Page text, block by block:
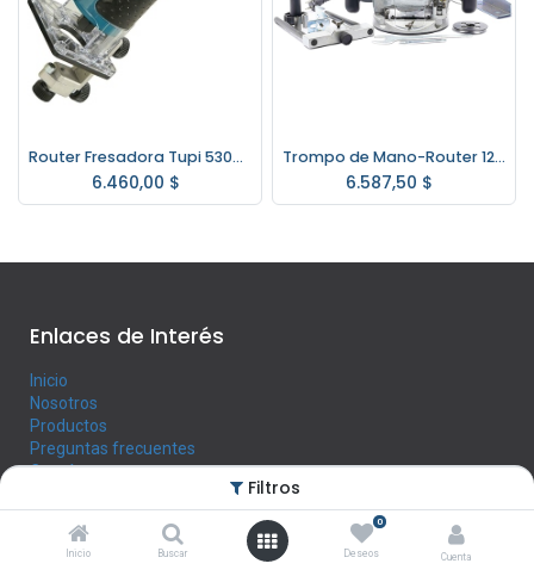
Filtros
Inicio Buscar
0
Deseos Cuenta
Router Fresadora Tupi 530w Makita 3709
6.460,00 $
Trompo de Mano-Router 12mm HYUNDAI hyrt2200
6.587,50 $
Enlaces de Interés
Inicio
Nosotros
Productos
Preguntas frecuentes
Contáctenos
Horario